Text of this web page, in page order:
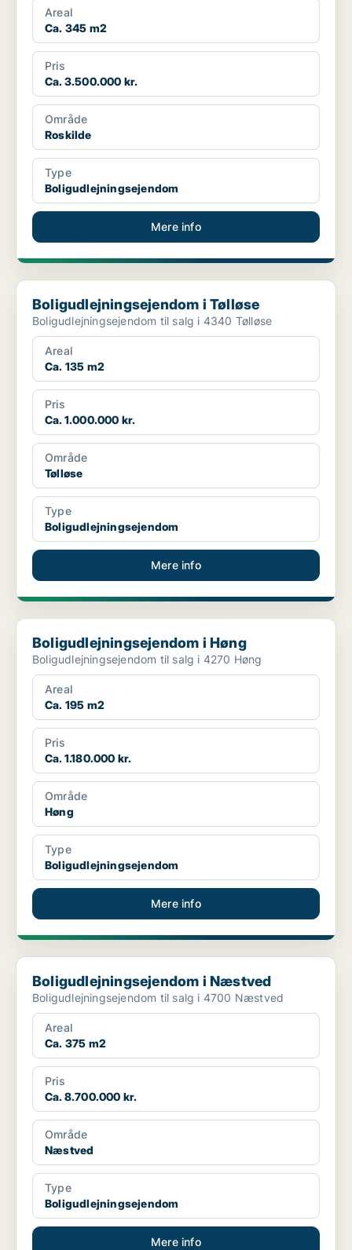
Areal
Ca. 345 m2
Pris
Ca. 3.500.000 kr.
Område
Roskilde
Type
Boligudlejningsejendom
Mere info
Boligudlejningsejendom i Tølløse
Boligudlejningsejendom i Tølløse
Boligudlejningsejendom til salg i 4340 Tølløse
Areal
Ca. 135 m2
Pris
Ca. 1.000.000 kr.
Område
Tølløse
Type
Boligudlejningsejendom
Mere info
Boligudlejningsejendom i Høng
Boligudlejningsejendom i Høng
Boligudlejningsejendom til salg i 4270 Høng
Areal
Ca. 195 m2
Pris
Ca. 1.180.000 kr.
Område
Høng
Type
Boligudlejningsejendom
Mere info
Boligudlejningsejendom i Næstved
Boligudlejningsejendom i Næstved
Boligudlejningsejendom til salg i 4700 Næstved
Areal
Ca. 375 m2
Pris
Ca. 8.700.000 kr.
Område
Næstved
Type
Boligudlejningsejendom
Mere info